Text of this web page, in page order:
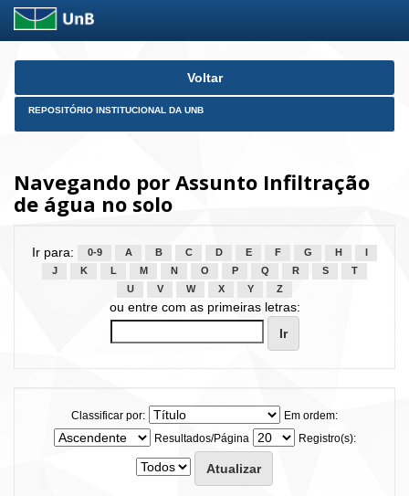
Skip
Voltar
REPOSITÓRIO INSTITUCIONAL DA UNB
Navegando por Assunto Infiltração
de água no solo
Ir para: 0-9 A B C D E F G H
J
K L M N O P Q R S
T
U
V W X Y Z
ou entre com as primeiras letras:
Classificar por:
Em ordem:
Resultados/Página
Registro(s):